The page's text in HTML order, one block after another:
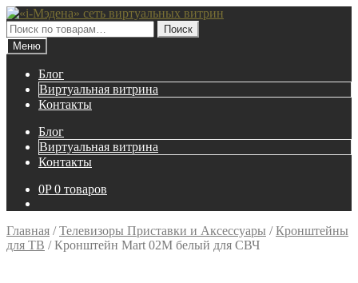
Перейти
к
навигации
Перейти
к
содержимому
Искать:
Поиск
Меню
Блог
Виртуальная витрина
Контакты
Блог
Виртуальная витрина
Контакты
0P 0 товаров
Главная /Телевизоры Приставки и Аксессуары /Кронштейны
для ТВ /Кронштейн Mart 02M белый для СВЧ